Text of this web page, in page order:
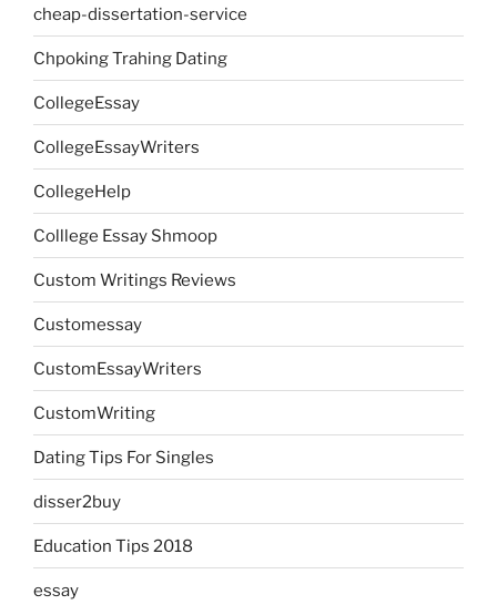
cheap-dissertation-service
Chpoking Trahing Dating
CollegeEssay
CollegeEssayWriters
CollegeHelp
Colllege Essay Shmoop
Custom Writings Reviews
Customessay
CustomEssayWriters
CustomWriting
Dating Tips For Singles
disser2buy
Education Tips 2018
essay